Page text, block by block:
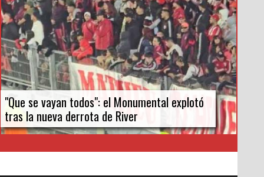
"Que se vayan todos": el Monumental explotó
tras la nueva derrota de River